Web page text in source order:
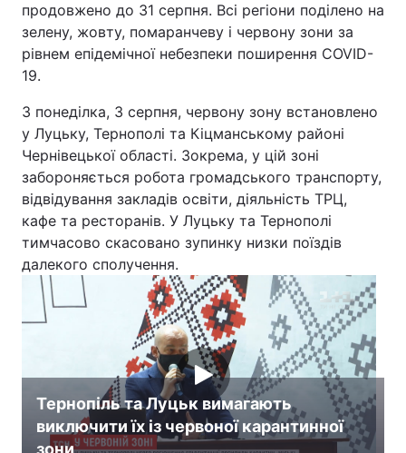
продовжено до 31 серпня. Всі регіони поділено на
зелену, жовту, помаранчеву і червону зони за
рівнем епідемічної небезпеки поширення COVID-
19.
З понеділка, 3 серпня, червону зону встановлено
у Луцьку, Тернополі та Кіцманському районі
Чернівецької області. Зокрема, у цій зоні
забороняється робота громадського транспорту,
відвідування закладів освіти, діяльність ТРЦ,
кафе та ресторанів. У Луцьку та Тернополі
тимчасово скасовано зупинку низки поїздів
далекого сполучення.
Тернопіль та Луцьк вимагають
виключити їх із червоної карантинної
зони